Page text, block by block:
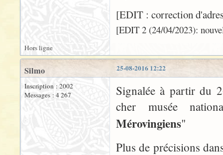
[EDIT : correction
[EDIT 2 (24/04/2023):
Hors ligne
25-08-2016 12:22
Silmo
Inscription : 2002
Messages : 4 267
Signalée à partir du
cher musée
Mérovingiens"
Plus de précisions